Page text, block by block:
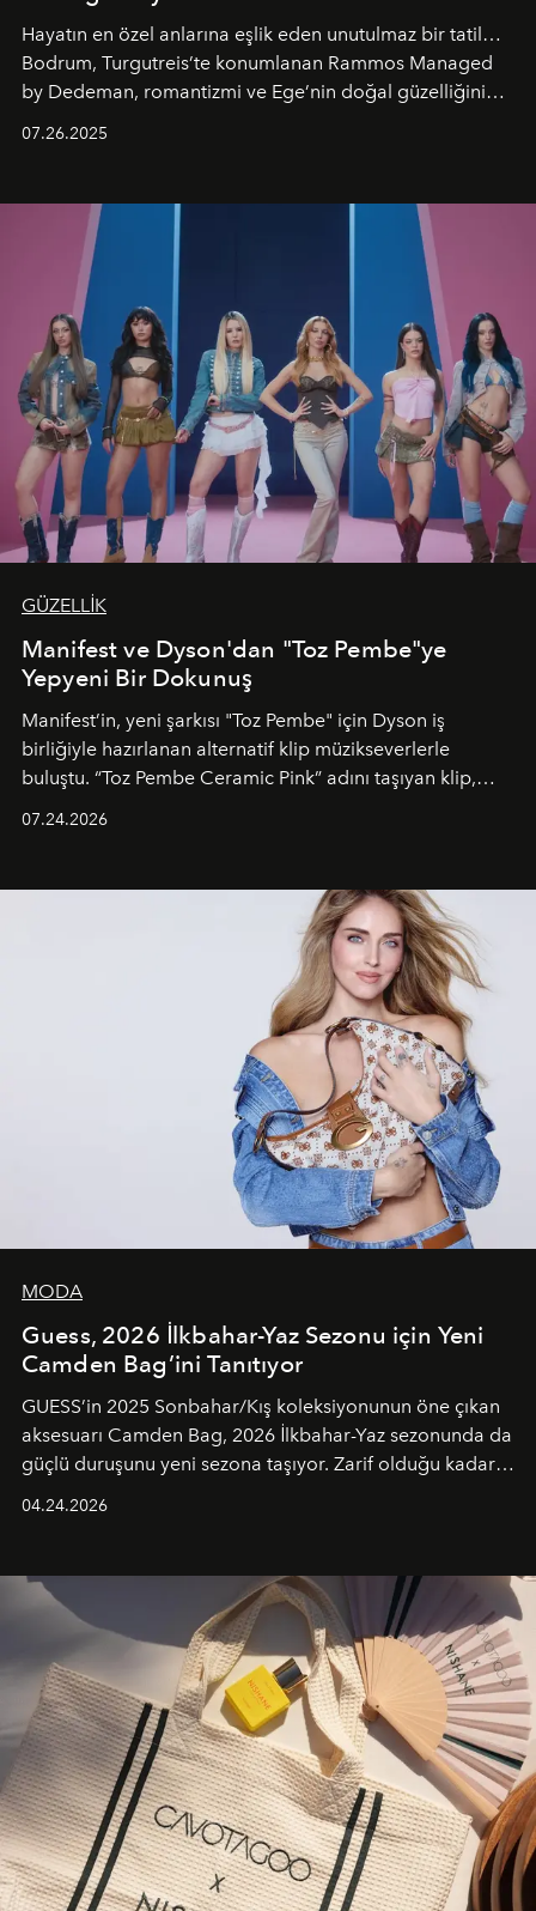
Hayatın en özel anlarına eşlik eden unutulmaz bir tatil…
Bodrum, Turgutreis’te konumlanan Rammos Managed
by Dedeman, romantizmi ve Ege’nin doğal güzelliğini
07.26.2025
GÜZELLİK
Manifest ve Dyson'dan "Toz Pembe"ye
Yepyeni Bir Dokunuş
Manifest’in, yeni şarkısı "Toz Pembe" için Dyson iş
birliğiyle hazırlanan alternatif klip müzikseverlerle
buluştu. “Toz Pembe Ceramic Pink” adını taşıyan klip,
unsurlarından biri olarak öne çıkıyor.
07.24.2026
MODA
Guess, 2026 İlkbahar-Yaz Sezonu için Yeni
Camden Bag’ini Tanıtıyor
GUESS’in 2025 Sonbahar/Kış koleksiyonunun öne çıkan
aksesuarı Camden Bag, 2026 İlkbahar-Yaz sezonunda da
güçlü duruşunu yeni sezona taşıyor. Zarif olduğu kadar
04.24.2026